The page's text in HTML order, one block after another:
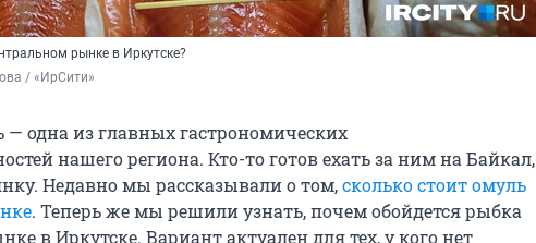
рынке в Иркутске?
/ «ИрСити»
одна из главных гастрономических
нашего региона. Кто-то готов ехать за ним на Байкал,
Недавно мы рассказывали о том,сколько стоит омуль
. Теперь же мы решили узнать, почем обойдется рыбка
в Иркутске. Вариант актуален для тех, у кого нет